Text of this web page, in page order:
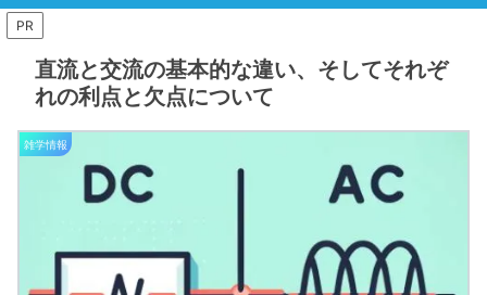
PR
直流と交流の基本的な違い、そしてそれぞ
れの利点と欠点について
雑学情報